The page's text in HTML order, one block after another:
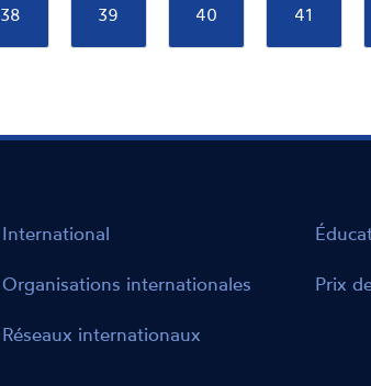
Page
38 Page
39 Page
40 Page
41
International
Organisations internationales
Réseaux internationaux
Prix